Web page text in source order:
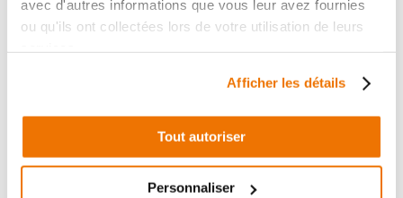
avec d'autres informations que vous leur avez fournies
ou qu'ils ont collectées lors de votre utilisation de leurs
Afficher les détails
Tout autoriser
Personnaliser